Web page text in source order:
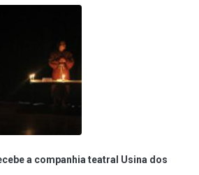
a companhia teatral Usina dos